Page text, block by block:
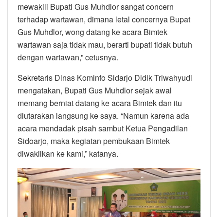
mewakili Bupati Gus Muhdlor sangat concern
terhadap wartawan, dimana letal concernya Bupat
Gus Muhdlor, wong datang ke acara Bimtek
wartawan saja tidak mau, berarti bupati tidak butuh
dengan wartawan,” cetusnya.
Sekretaris Dinas Kominfo Sidarjo Didik Triwahyudi
mengatakan, Bupati Gus Muhdlor sejak awal
memang berniat datang ke acara Bimtek dan itu
diutarakan langsung ke saya. “Namun karena ada
acara mendadak pisah sambut Ketua Pengadilan
Sidoarjo, maka kegiatan pembukaan Bimtek
diwakilkan ke kami,” katanya.